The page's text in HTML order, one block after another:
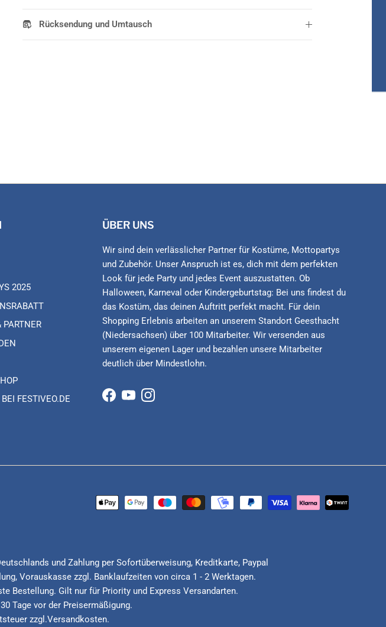
Rücksendung und Umtausch
2025
PARTNER
FESTIVEO.DE
ÜBER UNS
Wir sind dein verlässlicher Partner für Kostüme, Mottopartys
und Zubehör. Unser Anspruch ist es, dich mit dem perfekten
Look für jede Party und jedes Event auszustatten. Ob
Halloween, Karneval oder Kindergeburtstag: Bei uns findest du
das Kostüm, das deinen Auftritt perfekt macht. Für dein
Shopping Erlebnis arbeiten an unserem Standort Geesthacht
(Niedersachsen) über 100 Mitarbeiter. Wir versenden aus
unserem eigenen Lager und bezahlen unsere Mitarbeiter
deutlich über Mindestlohn.
Facebook
YouTubeInstagram
und Zahlung per Sofortüberweisung, Kreditkarte, Paypal
Vorauskasse zzgl. Banklaufzeiten von circa 1 - 2 Werktagen.
Bestellung. Gilt nur für Priority und Express Versandarten.
Tage vor der Preisermäßigung.
zzgl.Versandkosten.